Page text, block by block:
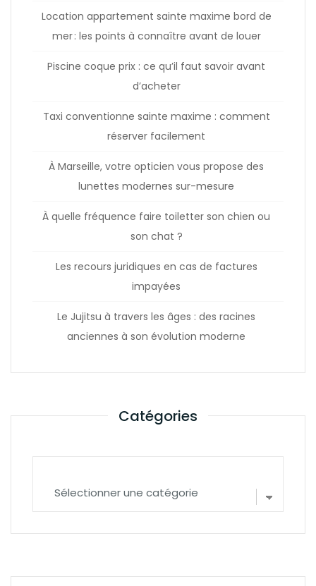
Location appartement sainte maxime bord de
mer : les points à connaître avant de louer
Piscine coque prix : ce qu’il faut savoir avant
d’acheter
Taxi conventionne sainte maxime : comment
réserver facilement
À Marseille, votre opticien vous propose des
lunettes modernes sur-mesure
À quelle fréquence faire toiletter son chien ou
son chat ?
Les recours juridiques en cas de factures
impayées
Le Jujitsu à travers les âges : des racines
anciennes à son évolution moderne
Catégories